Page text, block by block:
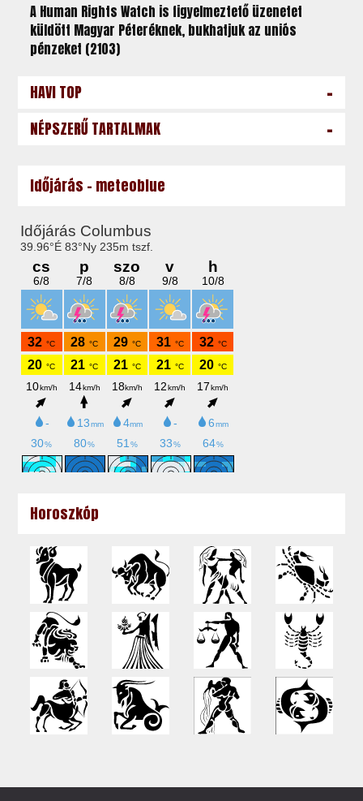
A Human Rights Watch is figyelmeztető üzenetet
küldött Magyar Péteréknek, bukhatjuk az uniós
pénzeket (2103)
HAVI TOP -
NÉPSZERŰ TARTALMAK -
Időjárás - meteoblue
Horoszkóp